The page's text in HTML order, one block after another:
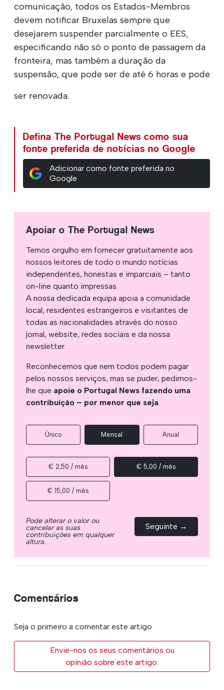
comunicação, todos os Estados-Membros
devem notificar Bruxelas sempre que
desejarem suspender parcialmente o EES,
especificando não só o ponto de passagem da
fronteira, mas também a duração da
suspensão, que pode ser de até 6 horas e pode
ser renovada.
Defina The Portugal News como sua
fonte preferida de notícias no Google
Adicionar como fonte preferida no
Google
Apoiar o The Portugal News
Temos orgulho em fornecer gratuitamente aos
nossos leitores de todo o mundo notícias
independentes, honestas e imparciais – tanto
on-line quanto impressas.
A nossa dedicada equipa apoia a comunidade
local, residentes estrangeiros e visitantes de
todas as nacionalidades através do nosso
jornal, website, redes sociais e da nossa
newsletter.
Reconhecemos que nem todos podem pagar
pelos nossos serviços, mas se puder, pedimos-
lhe que apoie o Portugal News fazendo uma
contribuição – por menor que seja.
Único Mensal Anual
€ 2,50 / mês € 5,00 / mês
€ 15,00 / mês
Pode alterar o valor ou
cancelar as suas
contribuições em qualquer
altura.
Seguinte →
Comentários
Seja o primeiro a comentar este artigo
Envie-nos os seus comentários ou
opinião sobre este artigo.